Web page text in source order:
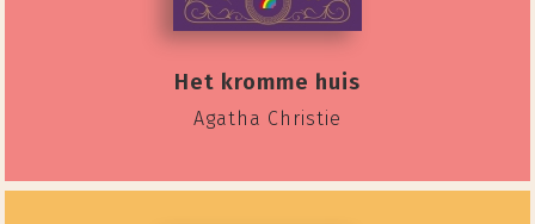
Het kromme huis
Agatha Christie